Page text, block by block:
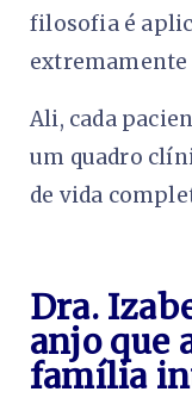
filosofia é
extremamente
Ali, cada
um quadro
de vida
Dra.
anjo que
família